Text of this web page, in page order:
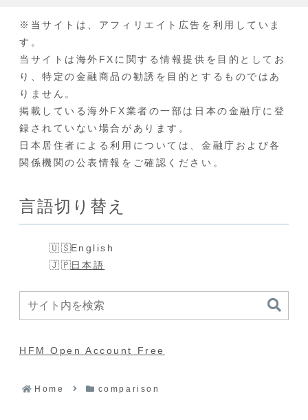
※当サイトは、アフィリエイト広告を利用していま
す。
当サイトは海外FXに関する情報提供を目的としてお
り、特定の金融商品の勧誘を目的とするものではあ
りません。
掲載している海外FX業者の一部は日本の金融庁に登
録されていない場合があります。
日本居住者による利用については、金融庁および各
関係機関の公表情報をご確認ください。
言語切り替え
English
日本語
HFM Open Account Free
Home comparison